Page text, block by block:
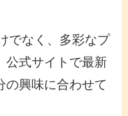
でなく、多彩なプ
公式サイトで最新
の興味に合わせて